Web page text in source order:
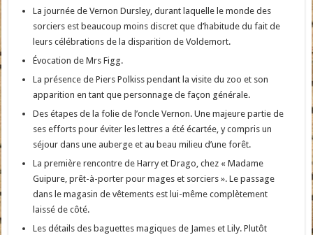
La journée de Vernon Dursley, durant laquelle le monde des
sorciers est beaucoup moins discret que d’habitude du fait de
leurs célébrations de la disparition de Voldemort.
Évocation de Mrs Figg.
La présence de Piers Polkiss pendant la visite du zoo et son
apparition en tant que personnage de façon générale.
Des étapes de la folie de l’oncle Vernon. Une majeure partie de
ses efforts pour éviter les lettres a été écartée, y compris un
séjour dans une auberge et au beau milieu d’une forêt.
La première rencontre de Harry et Drago, chez « Madame
Guipure, prêt-à-porter pour mages et sorciers ». Le passage
dans le magasin de vêtements est lui-même complètement
laissé de côté.
Les détails des baguettes magiques de James et Lily. Plutôt